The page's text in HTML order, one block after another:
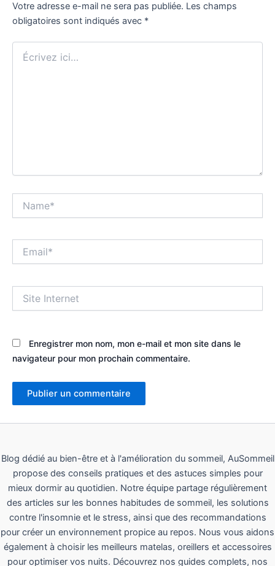
Votre adresse e-mail ne sera pas publiée. Les champs
obligatoires sont indiqués avec *
Écrivez
ici…
Internet
Enregistrer mon nom, mon e-mail et mon site dans le
navigateur pour mon prochain commentaire.
Blog dédié au bien-être et à l'amélioration du sommeil, AuSommeil
propose des conseils pratiques et des astuces simples pour
mieux dormir au quotidien. Notre équipe partage régulièrement
des articles sur les bonnes habitudes de sommeil, les solutions
contre l'insomnie et le stress, ainsi que des recommandations
pour créer un environnement propice au repos. Nous vous aidons
également à choisir les meilleurs matelas, oreillers et accessoires
pour optimiser vos nuits. Découvrez nos guides complets, nos